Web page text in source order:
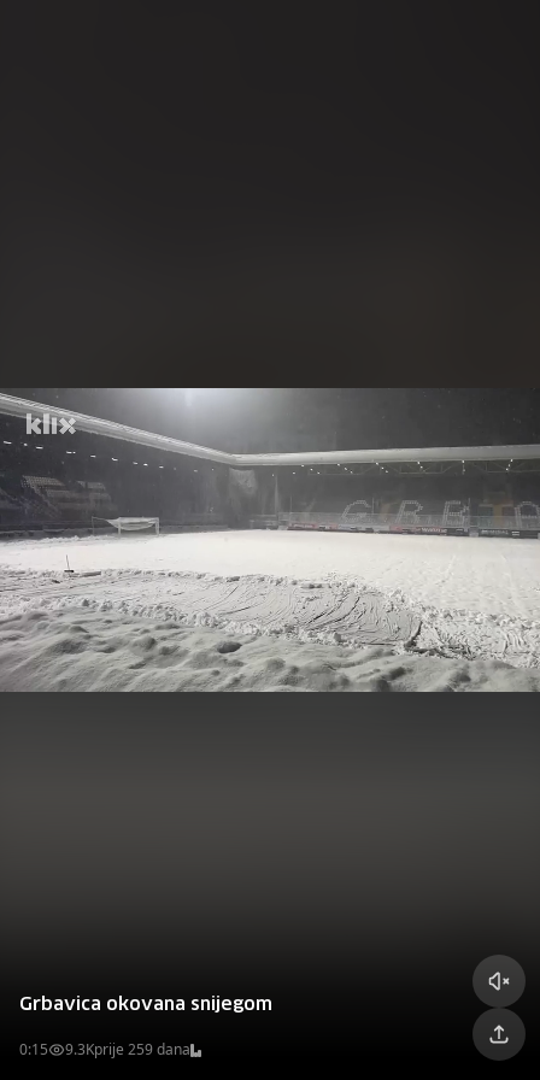
Grbavica okovana snijegom
0:15 9.3Kprije 259 dana